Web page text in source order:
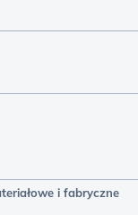
i fabryczne